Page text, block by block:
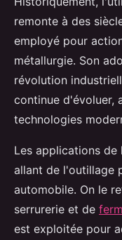
remonte à des
employé pour
métallurgie. Son
révolution
continue d'évoluer,
technologies
Les applications de
allant de l'outillage
automobile. On le
serrurerie et de
est exploitée pour